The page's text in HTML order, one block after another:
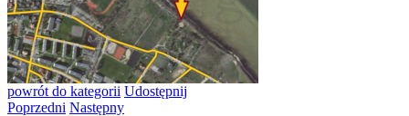
powrót do kategorii Udostępnij
Poprzedni Następny